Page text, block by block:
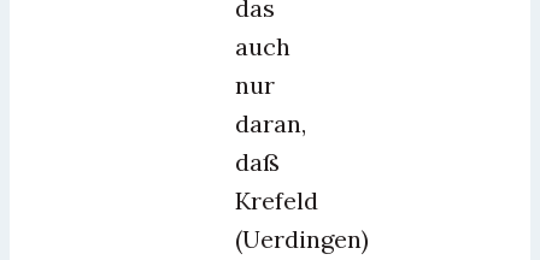
das
auch
nur
daran,
daß
Krefeld
(Uerdingen)